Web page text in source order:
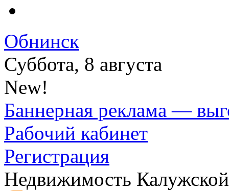
Обнинск
Суббота, 8 августа
New!
Баннерная реклама —
Рабочий кабинет
Регистрация
Недвижимость